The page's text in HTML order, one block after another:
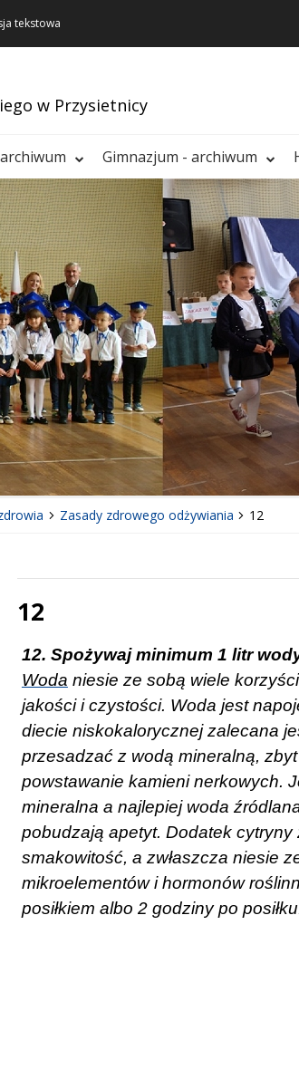
tekstowa
w Przysietnicy
Gimnazjum - archiwum
Zasady zdrowego odżywiania 12
miesiąc
12
Treść
12. Spożywaj minimum 1 litr
Woda niesie ze sobą wiele
jakości i czystości. Woda jest
diecie niskokalorycznej zalecana
przesadzać z wodą mineralną,
powstawanie kamieni nerkowych.
mineralna a najlepiej woda
pobudzają apetyt. Dodatek
smakowitość, a zwłaszcza niesie
mikroelementów i hormonów
posiłkiem albo 2 godziny po